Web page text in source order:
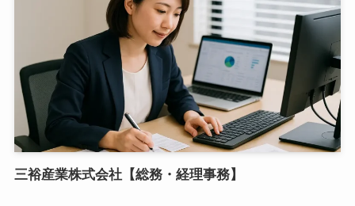
三裕産業株式会社【総務・経理事務】